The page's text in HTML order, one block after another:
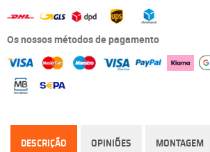
Os nossos métodos de pagamento
DESCRIÇÃO OPINIÕES MONTAGEM